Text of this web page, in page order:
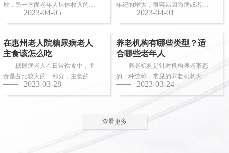
放，另一方面老年人退休收入的稳
步上升，选择惠州老人院进行疗养
的老人越来越...
2023-04-05
年纪的增大，很容易因为病或者各
种各样的原因导致失眠、多梦，睡
眠质量差等...
2023-04-01
在惠州老人院糖尿病老人
主食该怎么吃
糖尿病老人在日常饮食中，主
食是占比较大的一部分，主食的选
择对控制血糖水平至关重要。那
么，糖尿病老...
2023-03-28
养老机构有哪些类型？适
合哪些老年人
养老机构是针对机构养老形态
的一种统称，常见的养老机构大致
有这些类型：养老社区、老年公
寓、养老院、...
2023-03-24
查看更多